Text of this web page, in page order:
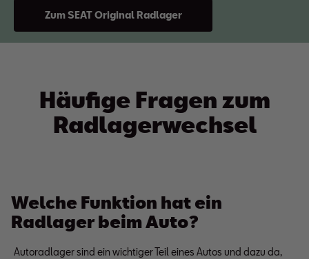
Zum SEAT Original Radlager
Häufige Fragen zum
Radlagerwechsel
Welche Funktion hat ein
Radlager beim Auto?
Autoradlager sind ein wichtiger Teil eines Autos und dazu da,